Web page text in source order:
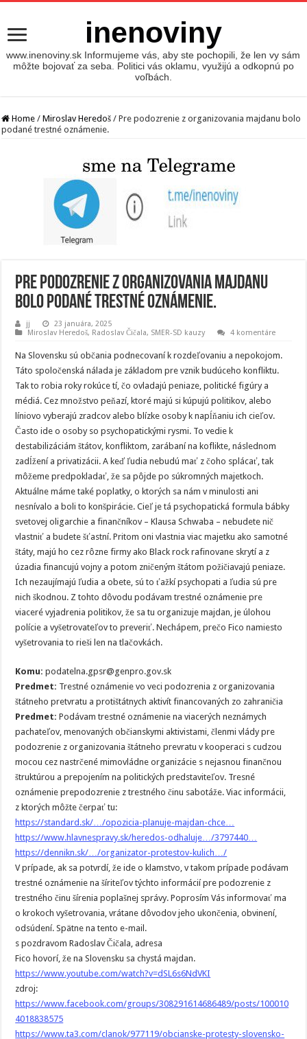
inenoviny
www.inenoviny.sk Informujeme vás, aby ste pochopili, že len vy sám
môžte bojovať za seba. Politici vás oklamu, využijú a odkopnú po
voľbách.
Home / Miroslav Heredoš / Pre podozrenie z organizovania majdanu bolo
podané trestné oznámenie.
Pre podozrenie z organizovania majdanu
bolo podané trestné oznámenie.
jj
23 januára, 2025
Miroslav Heredoš, Radoslav Čičala, SMER-SD kauzy 4 komentáre
Na Slovensku sú občania podnecovaní k rozdeľovaniu a nepokojom.
Táto spoločenská nálada je základom pre vznik budúceho konfliktu.
Tak to robia roky rokúce tí, čo ovladajú peniaze, politické figúry a
médiá. Cez množstvo peňazí, ktoré majú si kúpujú politikov, alebo
líniovo vyberajú zradcov alebo blízke osoby k napĺňaniu ich cieľov.
Často ide o osoby so psychopatickými rysmi. To vedie k
destabilizáciám štátov, konfliktom, zarábaní na koflikte, následnom
zadĺžení a privatizácii. A keď ľudia nebudú mať z čoho splácať, tak
môžeme predpokladať, že sa pôjde po súkromných majetkoch.
Aktuálne máme také poplatky, o ktorých sa nám v minulosti ani
nesnívalo a boli to konšpirácie. Cieľ je tá psychopatická formula bábky
svetovej oligarchie a finančníkov – Klausa Schwaba – nebudete nič
vlastniť a budete šťastní. Pritom oni vlastnia viac majetku ako samotné
štáty, majú ho cez rôzne firmy ako Black rock rafinovane skrytí a z
úzadia financujú vojny a potom zničeným štátom požičiavajú peniaze.
Ich nezaujímajú ľudia a obete, sú to ťažkí psychopati a ľudia sú pre
nich škodnou. Z tohto dôvodu podávam trestné oznámenie pre
viaceré vyjadrenia politikov, že sa tu organizuje majdan, je úlohou
polície a vyšetrovateľov to preveriť. Nechápem, prečo Fico namiesto
vyšetrovania to rieši len na tlačovkách.
Komu: podatelna.gpsr@genpro.gov.sk
Predmet: Trestné oznámenie vo veci podozrenia z organizovania
štátneho pretvratu a protištátnych aktivít financovaných zo zahraničia
Predmet: Podávam trestné oznámenie na viacerých neznámych
pachateľov, menovaných občianskymi aktivistami, členmi vlády pre
podozrenie z organizovania štátneho prevratu v kooperaci s cudzou
mocou cez nastrčené mimovládne organizácie s nejasnou finančnou
štruktúrou a prepojením na politických predstaviteľov. Tresné
oznámenie prepodozrenie z trestného činu sabotáže. Viac informácii,
z ktorých môžte čerpať tu:
https://standard.sk/…/opozicia-planuje-majdan-chce…
https://www.hlavnespravy.sk/heredos-odhaluje…/3797440…
https://dennikn.sk/…/organizator-protestov-kulich…/
V prípade, ak sa potvrdí, že ide o klamstvo, v takom prípade podávam
trestné oznámenie na šíriteľov týchto informácií pre podozrenie z
trestného činu šírenia poplašnej správy. Poprosím Vás informovať ma
o krokoch vyšetrovania, vrátane dôvodov jeho ukončenia, obvinení,
odsúdení. Spätne na tento e-mail.
s pozdravom Radoslav Čičala, adresa
Fico hovorí, že na Slovensku sa chystá majdan.
https://www.youtube.com/watch?v=dSL6s6NdVKI
zdroj:
https://www.facebook.com/groups/308291614686489/posts/100010
4018838575
https://www.ta3.com/clanok/977119/obcianske-protesty-slovensko-